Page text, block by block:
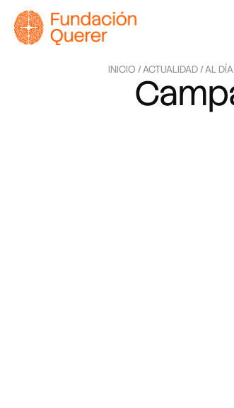
INICIO /ACTUALIDAD /AL DÍA